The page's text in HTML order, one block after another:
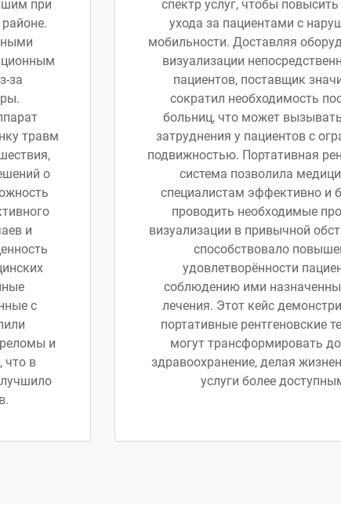
при
за
травм
о
и
с
и
что в
спектр услуг, чтобы
ухода за пациентами с
мобильности. Доставляя
визуализации
пациентов, поставщик
сократил необходимость
больниц, что может
затруднения у пациентов с
подвижностью. Портативная
система позволила
специалистам эффективно и
проводить необходимые
визуализации в привычной
способствовало
удовлетворённости
соблюдению ими
лечения. Этот кейс
портативные рентгеновские
могут трансформировать
здравоохранение, делая
услуги более